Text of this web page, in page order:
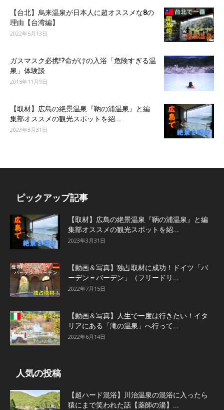
【台北】烏来温泉が日本人に超オススメな8の
理由【台湾編】
2022年5月13日
ガスマスク必携!?命がけの入浴「危険すぎる温
泉」体験談
2015年11月9日
【取材】広島の絶景温泉『鞆の浦温泉』と編
集部オススメの観光スポットを紹...
2023年3月31日
ピックアップ記事
【取材】広島の絶景温泉『鞆の浦温泉』と編
集部オススメの観光スポットを紹...
2023年3月31日
【動画＆写真】独占取材に成功！ドイツ「バ
ーデン＝バーデン」（フリードリ...
2022年7月15日
【動画＆写真】人生で一度は行きたい！イタ
リアにある「滝の温泉」へ行って...
2022年6月14日
人気の投稿
【超ハード混浴】川治温泉の混浴に入ったら
猿にまで笑われた話【薬師の湯】...